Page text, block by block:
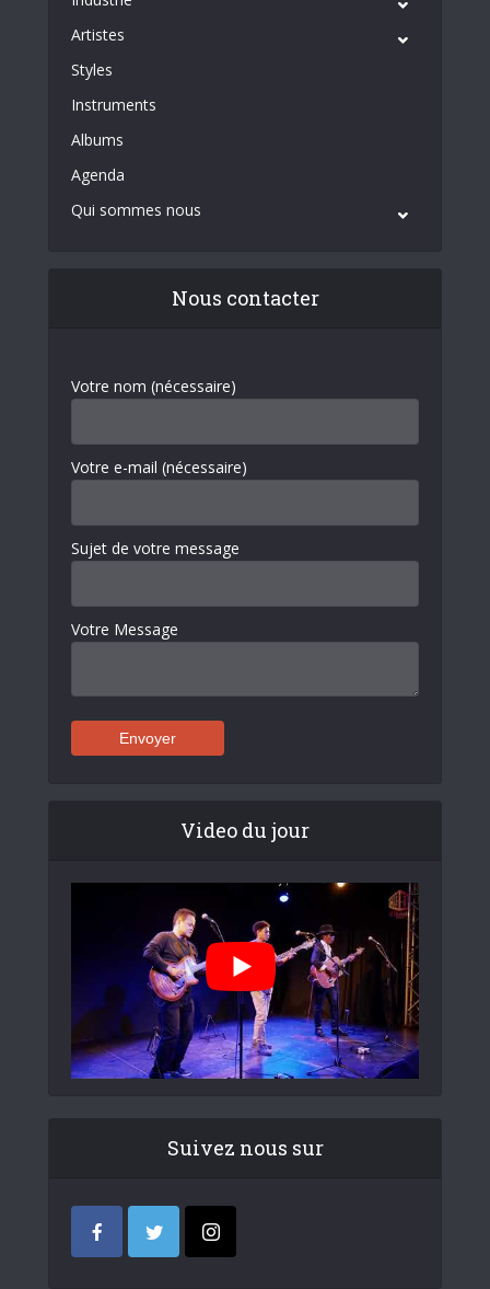
Artistes
Styles
Instruments
Albums
Agenda
Qui sommes nous
Nous contacter
Votre nom (nécessaire)
Votre e-mail (nécessaire)
Sujet de votre message
Votre Message
Video du jour
Suivez nous sur